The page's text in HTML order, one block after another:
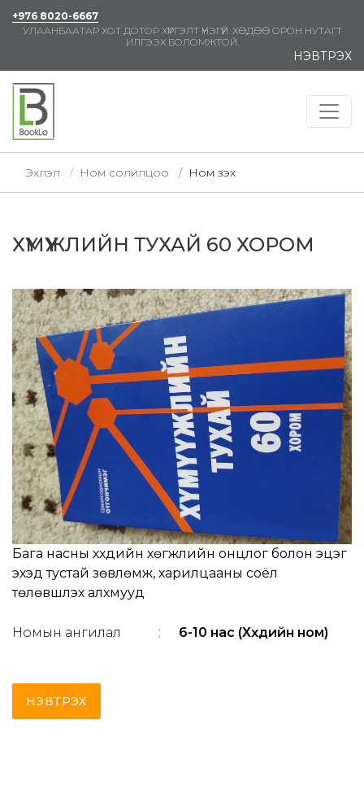
+976 8020-6667
УЛААНБААТАР ХОТ ДОТОР ХҮРГЭЛТ ҮНЭГҮЙ. ХӨДӨӨ ОРОН НУТАГТ
ИЛГЭЭХ БОЛОМЖТОЙ.
НЭВТРЭХ
Эхлэл Ном солилцоо Ном үзэх
ХҮМҮҮЖЛИЙН ТУХАЙ 60 ХОРОМ
Бага насны хүүхдийн хөгжлийн онцлог болон эцэг
эхэд тустай зөвлөмж, харилцааны соёл
төлөвшүүлэх алхмууд
Номын ангилал : 6-10 нас (Хүүхдийн ном)
НЭВТРЭХ